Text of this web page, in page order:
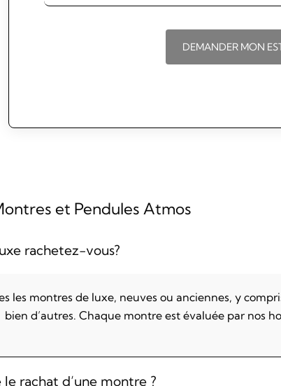
et Pendules Atmos
rachetez-vous?
les montres de luxe, neuves ou anciennes, y
bien d’autres. Chaque montre est évaluée par nos
rachat d’une montre ?